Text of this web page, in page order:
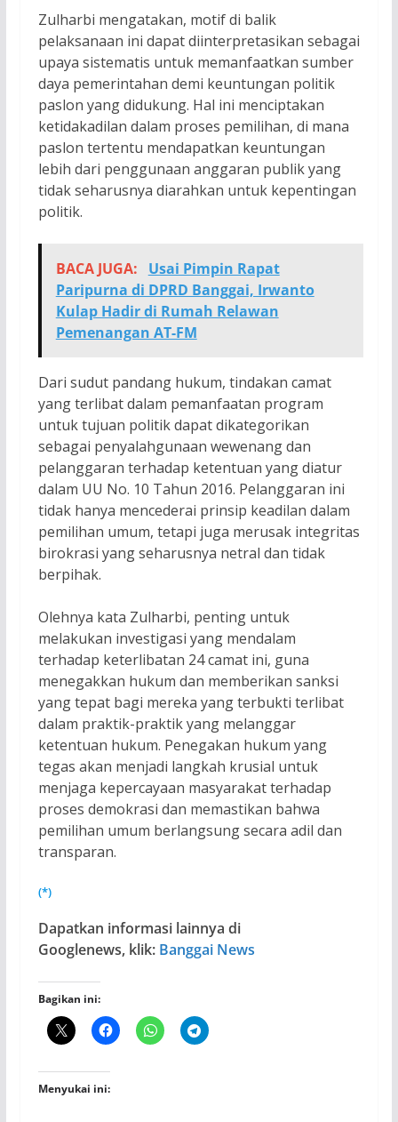
Zulharbi mengatakan, motif di balik
pelaksanaan ini dapat diinterpretasikan sebagai
upaya sistematis untuk memanfaatkan sumber
daya pemerintahan demi keuntungan politik
paslon yang didukung. Hal ini menciptakan
ketidakadilan dalam proses pemilihan, di mana
paslon tertentu mendapatkan keuntungan
lebih dari penggunaan anggaran publik yang
tidak seharusnya diarahkan untuk kepentingan
politik.
BACA JUGA:
Usai Pimpin Rapat
Paripurna di DPRD Banggai, Irwanto
Kulap Hadir di Rumah Relawan
Pemenangan AT-FM
Dari sudut pandang hukum, tindakan camat
yang terlibat dalam pemanfaatan program
untuk tujuan politik dapat dikategorikan
sebagai penyalahgunaan wewenang dan
pelanggaran terhadap ketentuan yang diatur
dalam UU No. 10 Tahun 2016. Pelanggaran ini
tidak hanya mencederai prinsip keadilan dalam
pemilihan umum, tetapi juga merusak integritas
birokrasi yang seharusnya netral dan tidak
berpihak.
Olehnya kata Zulharbi, penting untuk
melakukan investigasi yang mendalam
terhadap keterlibatan 24 camat ini, guna
menegakkan hukum dan memberikan sanksi
yang tepat bagi mereka yang terbukti terlibat
dalam praktik-praktik yang melanggar
ketentuan hukum. Penegakan hukum yang
tegas akan menjadi langkah krusial untuk
menjaga kepercayaan masyarakat terhadap
proses demokrasi dan memastikan bahwa
pemilihan umum berlangsung secara adil dan
transparan.
(*)
Dapatkan informasi lainnya di
Googlenews, klik: Banggai News
Bagikan ini:
Menyukai ini: